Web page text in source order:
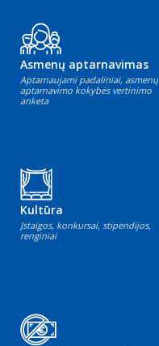
Asmenų aptarnavimas
Aptarnaujami padaliniai, asmenų
aptarnavimo kokybės vertinimo
anketa
Kultūra
Įstaigos, konkursai, stipendijos,
renginiai